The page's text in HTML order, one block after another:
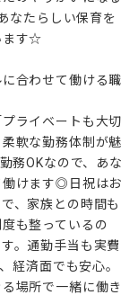
なたらしい保育を
ます☆
合わせて働ける職
ライベートも大切
軟な勤務体制が魅
務OKなので、あな
働けます◎日祝はお
、家族との時間も
も整っているの
。通勤手当も実費
経済面でも安心。
場所で一緒に働き